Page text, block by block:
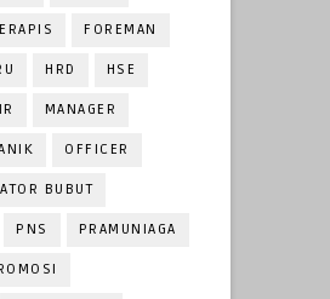
FOREMAN
HRD HSE
MANAGER
OFFICER
BUBUT
PNS PRAMUNIAGA